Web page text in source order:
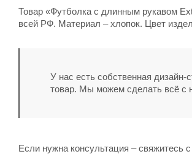
Товар «Футболка с длинным рукавом
всей РФ. Материал – хлопок. Цвет
У нас есть собственная дизайн-
товар. Мы можем сделать всё с
Если нужна консультация – свяжитесь